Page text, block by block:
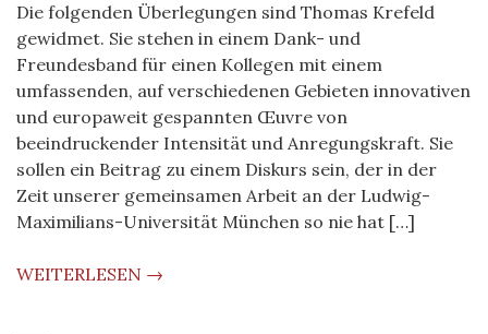
Die folgenden Überlegungen sind Thomas Krefeld
gewidmet. Sie stehen in einem Dank- und
Freundesband für einen Kollegen mit einem
umfassenden, auf verschiedenen Gebieten innovativen
und europaweit gespannten Œuvre von
beeindruckender Intensität und Anregungskraft. Sie
sollen ein Beitrag zu einem Diskurs sein, der in der
Zeit unserer gemeinsamen Arbeit an der Ludwig-
Maximilians-Universität München so nie hat […]
WEITERLESEN →